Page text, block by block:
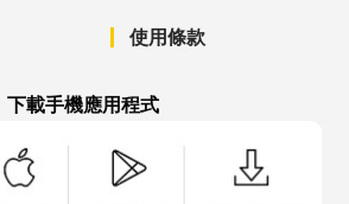
使用條款
下載手機應用程式